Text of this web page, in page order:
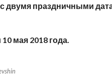
с двумя праздничными
мая 2018 года.